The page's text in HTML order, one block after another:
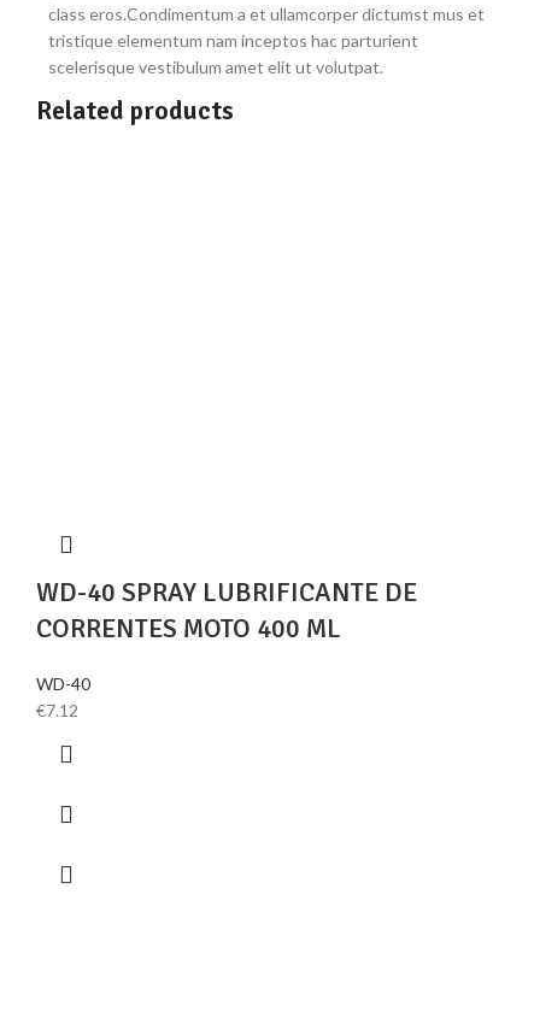
class eros.Condimentum a et ullamcorper dictumst mus et
tristique elementum nam inceptos hac parturient
scelerisque vestibulum amet elit ut volutpat.
Related products
WD-40 SPRAY LUBRIFICANTE DE
CORRENTES MOTO 400 ML
WD-40
€7.12